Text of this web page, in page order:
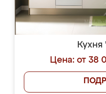
Цена: от 38